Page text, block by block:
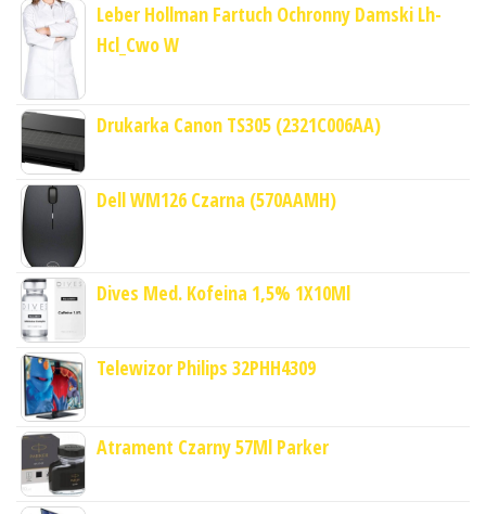
Leber Hollman Fartuch Ochronny Damski Lh-
Hcl_Cwo W
Drukarka Canon TS305 (2321C006AA)
Dell WM126 Czarna (570AAMH)
Dives Med. Kofeina 1,5% 1X10Ml
Telewizor Philips 32PHH4309
Atrament Czarny 57Ml Parker